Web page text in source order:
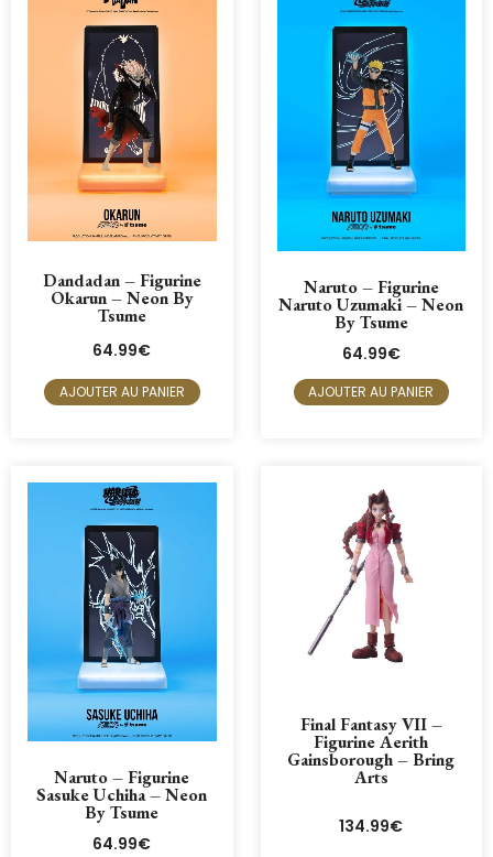
Dandadan – Figurine
Okarun – Neon By
Tsume
64.99€
AJOUTER AU PANIER
Naruto – Figurine
Naruto Uzumaki – Neon
By Tsume
64.99€
AJOUTER AU PANIER
Naruto – Figurine
Sasuke Uchiha – Neon
By Tsume
64.99€
Final Fantasy VII –
Figurine Aerith
Gainsborough – Bring
Arts
134.99€